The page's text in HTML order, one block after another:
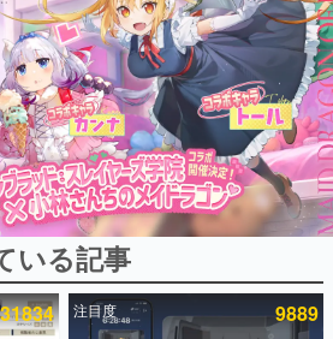
る記事ランキング
覧
事
数千以上！ ページビュー数万以上！ などな
々に読まれた、電ファミ渾身の“殿堂入り”記
した。
いる記事
31834 注目度 9889